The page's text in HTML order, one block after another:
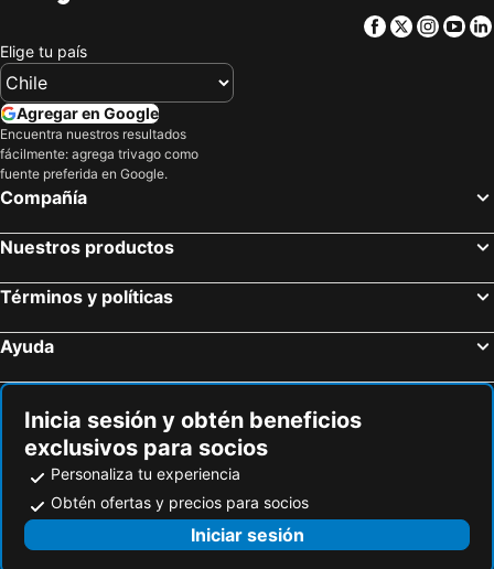
Facebook
Twitter
Elige tu país
Agregar en Google
Encuentra nuestros resultados
fácilmente: agrega trivago como
fuente preferida en Google.
Compañía
Nuestros productos
Términos y políticas
Ayuda
Inicia sesión y obtén beneficios
exclusivos para socios
Personaliza tu experiencia
Obtén ofertas y precios para socios
Iniciar sesión